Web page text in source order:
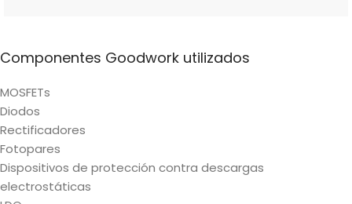
Componentes Goodwork utilizados
MOSFETs
Diodos
Rectificadores
Fotopares
Dispositivos de protección contra descargas
electrostáticas